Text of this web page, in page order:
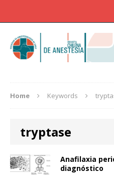
Home Keywords
tryptase
Anafilaxia
diagnóstico